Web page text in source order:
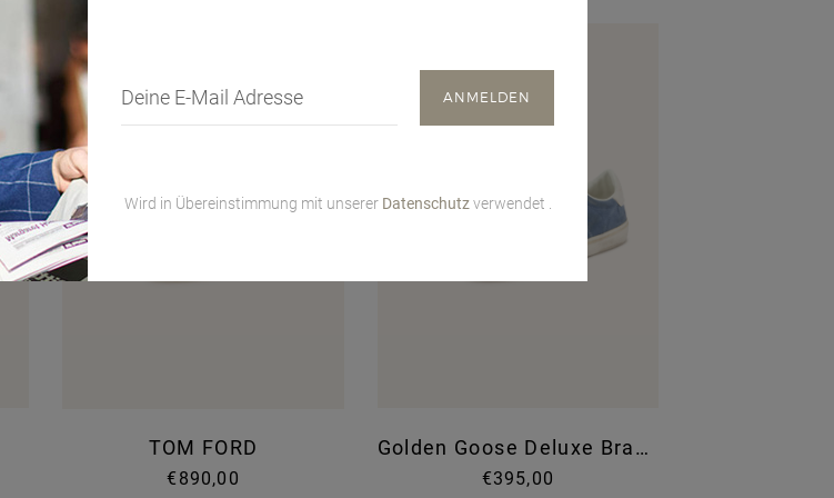
TOM FORD
€890,00
Golden Goose Deluxe Brand
€395,00
Deine E-Mail Adresse
Wird in Übereinstimmung mit unserer Datenschutzverwendet .